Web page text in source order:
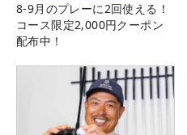
8-9月のプレーに2回使える！
コース限定2,000円クーポン
配布中！